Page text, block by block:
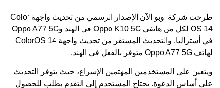
طرحت شركة اوبو الآن الإصدار الرسمي من تحديث واجهة Color
OS 14 لكل من هاتفي Oppo K10 5G في الهند وOppo A77 5G
في أستراليا. والتحديث المستقر من تحديث واجهة ColorOS 14
لهاتف Oppo A77 5G متوفر بالفعل في الهند.
ويتعين على المستخدمين المهتمين الإسراع، حيث يتوفر التحديث
على أساس الدعوة. يحتاج المستخدم إلى التقدم بطلب للحصول